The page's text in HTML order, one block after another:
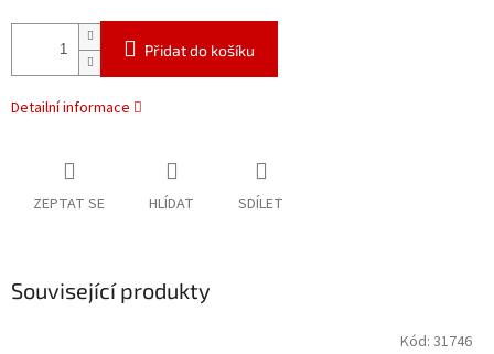
Přidat do košíku
Detailní informace
ZEPTAT SE HLÍDAT SDÍLET
Související produkty
Kód: 31746